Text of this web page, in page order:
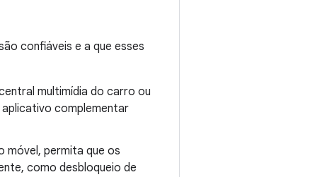
confiáveis ​​e a que esses
multimídia do carro ou
aplicativo complementar
móvel, permita que os
como desbloqueio de